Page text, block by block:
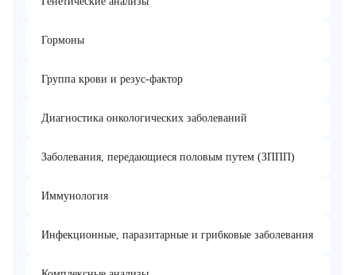
Гормоны
Группа крови и резус-фактор
Диагностика онкологических заболеваний
Заболевания, передающиеся половым путем (ЗППП)
Иммунология
Инфекционные, паразитарные и грибковые заболевания